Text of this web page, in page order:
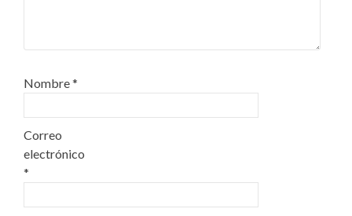
Nombre*
Correo
electrónico
*